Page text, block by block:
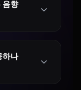
음향
하나